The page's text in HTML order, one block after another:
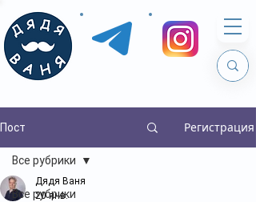
Пост Регистрация
Все рубрики
Все рубрики
Дядя Ваня
20 янв.